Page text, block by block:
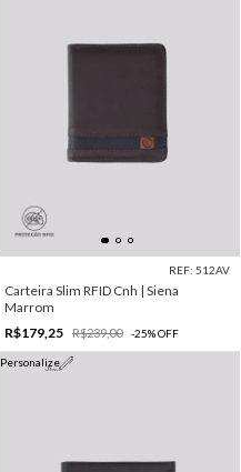
REF: 512AV
Carteira Slim RFID Cnh | Siena
Marrom
R$179,25
R$239,00 -25%OFF
Personalize